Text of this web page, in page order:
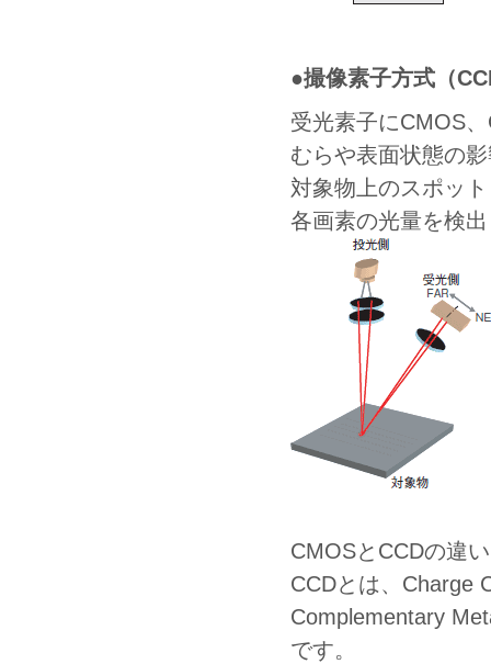
●撮像素子方式（
受光素子にCMOS
むらや表面状態の
対象物上のスポッ
各画素の光量を検
CMOSとCCDの違い
CCDとは、Charge
Complementary
です。